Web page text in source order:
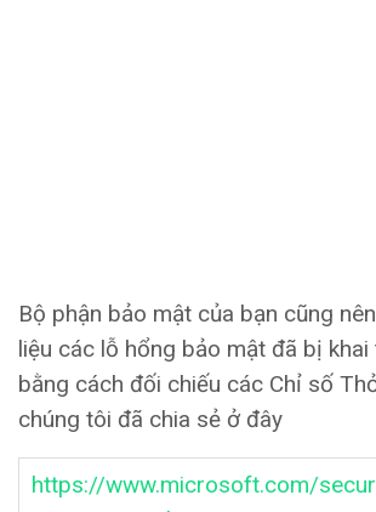
Bộ phận bảo mật của bạn cũng
liệu các lỗ hổng bảo mật đã bị
bằng cách đối chiếu các Chỉ số
chúng tôi đã chia sẻ ở đây
https://www.microsoft.com/